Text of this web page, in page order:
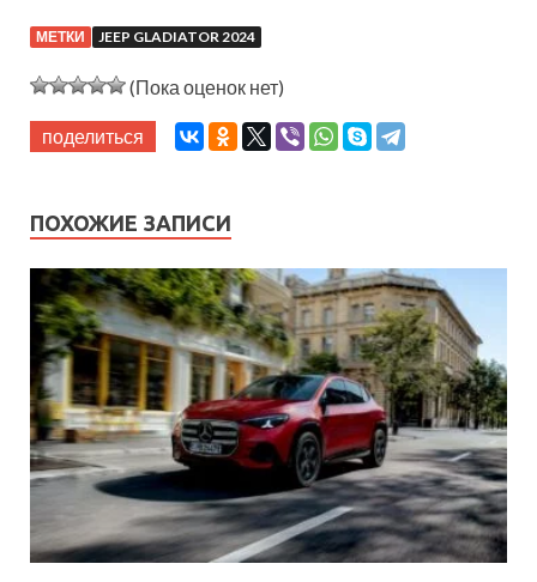
МЕТКИ JEEP GLADIATOR 2024
(Пока оценок нет)
поделиться
ПОХОЖИЕ ЗАПИСИ